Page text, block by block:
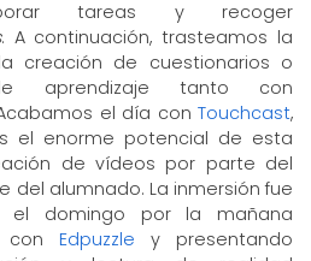
tareas y recoger
. A continuación, trasteamos la
creación de cuestionarios o
aprendizaje tanto con
el día conTouchcast,
el enorme potencial de esta
de vídeos por parte del
del alumnado. La inmersión fue
el domingo por la mañana
con Edpuzzle y presentando